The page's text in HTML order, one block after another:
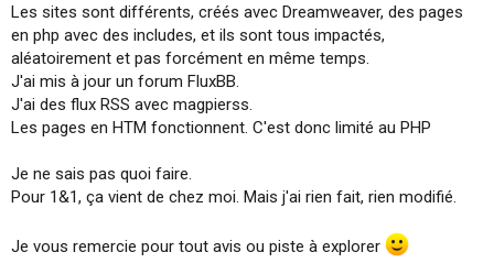
n
Les sites sont différents, créés avec Dreamweaver, des pages
en php avec des includes, et ils sont tous impactés,
aléatoirement et pas forcément en même temps.
J'ai mis à jour un forum FluxBB.
J'ai des flux RSS avec magpierss.
Les pages en HTM fonctionnent. C'est donc limité au PHP
Je ne sais pas quoi faire.
Pour 1&1, ça vient de chez moi. Mais j'ai rien fait, rien modifié.
Je vous remercie pour tout avis ou piste à explorer